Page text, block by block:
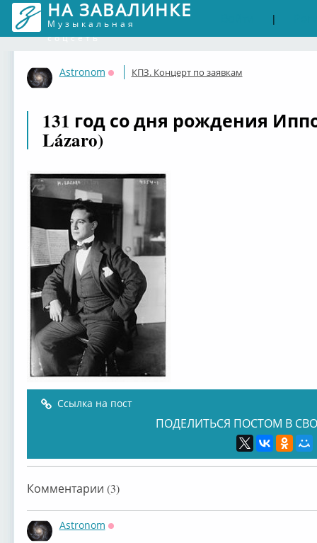
НА ЗАВАЛИНКЕ
Музыкальная
соцсеть
|
Astronom
Оффлайн
КПЗ. Концерт по заявкам
131 год со дня рождения
Lázaro)
Ссылка на пост
ПОДЕЛИТЬСЯ ПОСТОМ В
Комментарии (3)
Astronom